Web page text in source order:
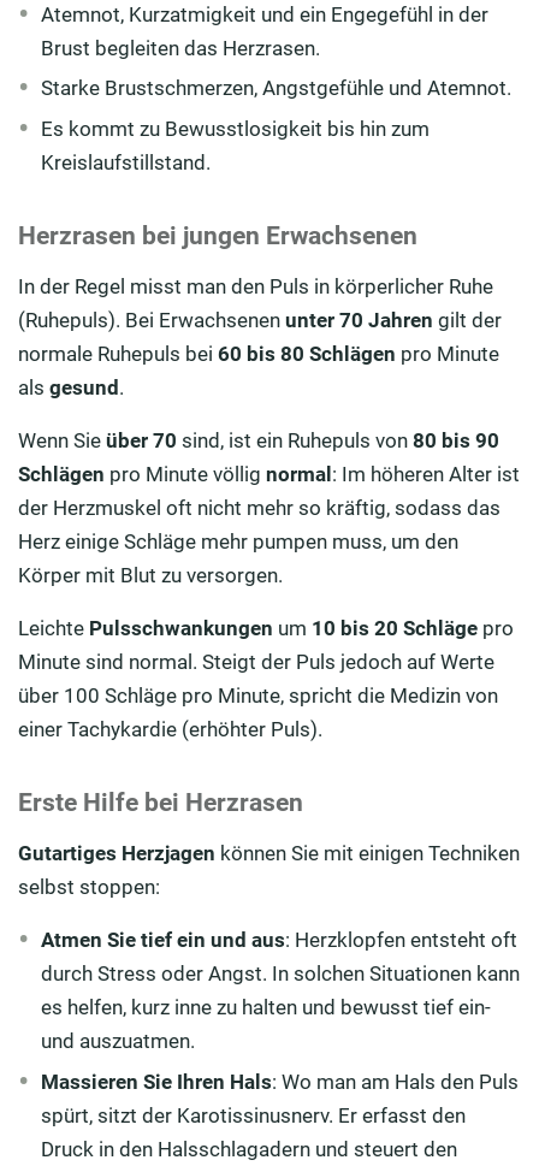
Atemnot, Kurzatmigkeit und ein Engegefühl in der
Brust begleiten das Herzrasen.
Starke Brustschmerzen, Angstgefühle und Atemnot.
Es kommt zu Bewusstlosigkeit bis hin zum
Kreislaufstillstand.
Herzrasen bei jungen Erwachsenen
In der Regel misst man den Puls in körperlicher Ruhe
(Ruhepuls). Bei Erwachsenen unter 70 Jahren gilt der
normale Ruhepuls bei 60 bis 80 Schlägen pro Minute
als gesund .
Wenn Sie über 70 sind, ist ein Ruhepuls von 80 bis 90
Schlägen pro Minute völlig normal : Im höheren Alter ist
der Herzmuskel oft nicht mehr so kräftig, sodass das
Herz einige Schläge mehr pumpen muss, um den
Körper mit Blut zu versorgen.
Leichte Pulsschwankungen um 10 bis 20 Schläge pro
Minute sind normal. Steigt der Puls jedoch auf Werte
über 100 Schläge pro Minute, spricht die Medizin von
einer Tachykardie (erhöhter Puls).
Erste Hilfe bei Herzrasen
Gutartiges Herzjagen können Sie mit einigen Techniken
selbst stoppen:
Atmen Sie tief ein und aus: Herzklopfen entsteht oft
durch Stress oder Angst. In solchen Situationen kann
es helfen, kurz inne zu halten und bewusst tief ein-
und auszuatmen.
Massieren Sie Ihren Hals: Wo man am Hals den Puls
spürt, sitzt der Karotissinusnerv. Er erfasst den
Druck in den Halsschlagadern und steuert den